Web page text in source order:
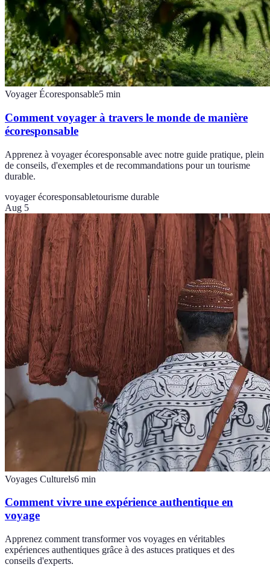
Voyager Écoresponsable5 min
Comment voyager à travers le monde de manière
écoresponsable
Apprenez à voyager écoresponsable avec notre guide pratique, plein
de conseils, d'exemples et de recommandations pour un tourisme
durable.
voyager écoresponsabletourisme durable
Aug 5
Voyages Culturels6 min
Comment vivre une expérience authentique en
voyage
Apprenez comment transformer vos voyages en véritables
expériences authentiques grâce à des astuces pratiques et des
conseils d'experts.